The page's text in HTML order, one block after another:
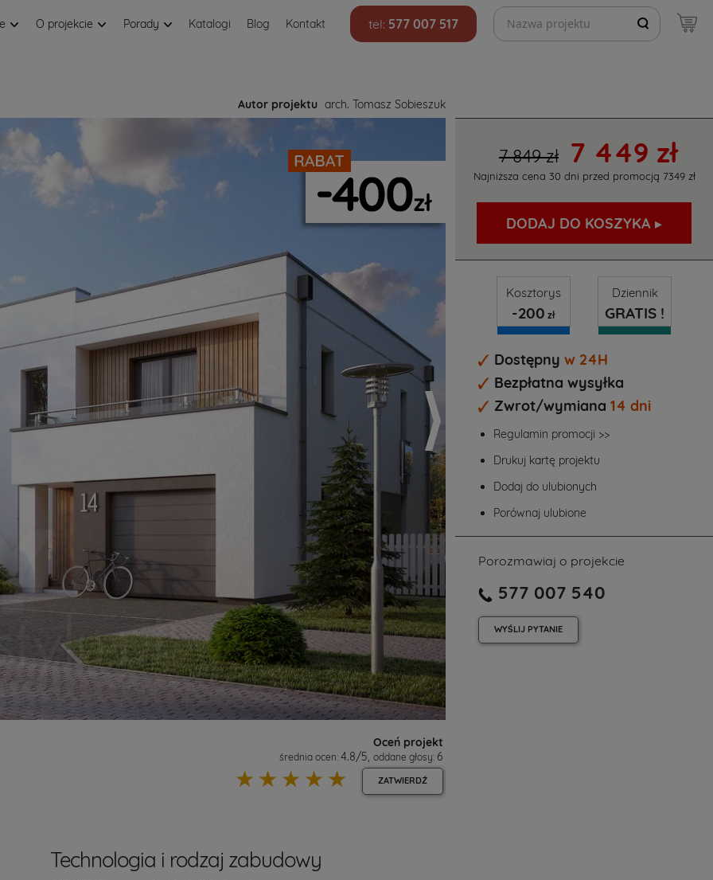
O projekcie Porady Katalogi Blog Kontakt tel: 577 007 517
Szukaj projektów
Autor projektu arch. Tomasz Sobieszuk
Oceń projekt
średnia ocen: 4.8/5, oddane głosy: 6
☆
☆
☆
☆
☆ ZATWIERDŹ
7 849 zł 7 449 zł
Najniższa cena 30 dni przed promocją 7349 zł
DODAJ DO KOSZYKA ▸
Kosztorys
-200 zł
Dziennik
GRATIS !
Dostępny w 24H
Bezpłatna wysyłka
Zwrot/wymiana 14 dni
Regulamin promocji >>
Drukuj kartę projektu
Dodaj do ulubionych
Porównaj ulubione
Porozmawiaj o projekcie
577 007 540
WYŚLIJ PYTANIE
Technologia i rodzaj zabudowy